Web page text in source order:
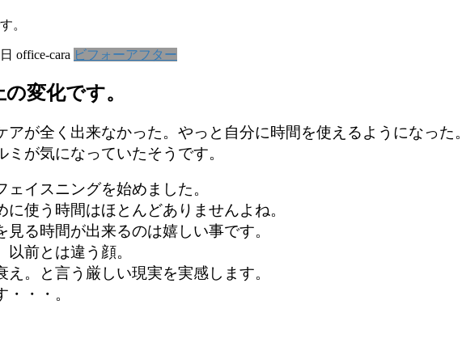
。
office-cara ビフォーアフター
変化です。
アが全く出来なかった。やっと自分に時間を使えるようになった
が気になっていたそうです。
イスニングを始めました。
使う時間はほとんどありませんよね。
る時間が出来るのは嬉しい事です。
前とは違う顔。
。と言う厳しい現実を実感します。
・・。